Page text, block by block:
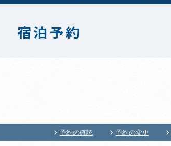
宿泊予約
予約の確認 予約の変更